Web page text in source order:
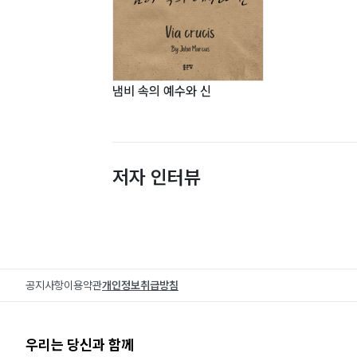
냄비 속의 예수와 신
저자 인터뷰
공지사항이용약관개인정보취급방침
우리는 당신과 함께